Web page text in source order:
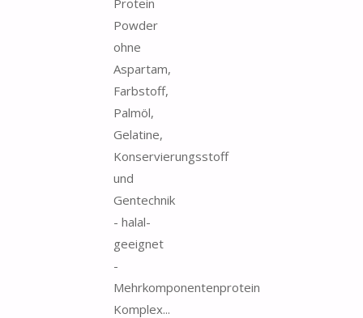
Powder
ohne
Aspartam,
Farbstoff,
Palmöl,
Gelatine,
Konservierungsstoff
und
Gentechnik
- halal-
geeignet
-
Mehrkomponentenprotein
Komplex...